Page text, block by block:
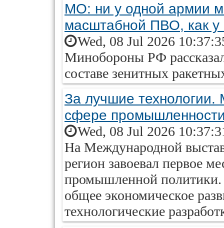
МО: ни у одной армии
масштабной ПВО, как
Wed, 08 Jul 2026
Минобороны РФ
составе зенитных
За лучшие
сфере
Wed, 08 Jul 2026
На Международной
регион завоевал первое
промышленной политики.
общее экономическое
технологические